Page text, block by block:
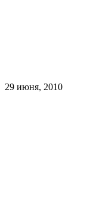
29 июня, 2010